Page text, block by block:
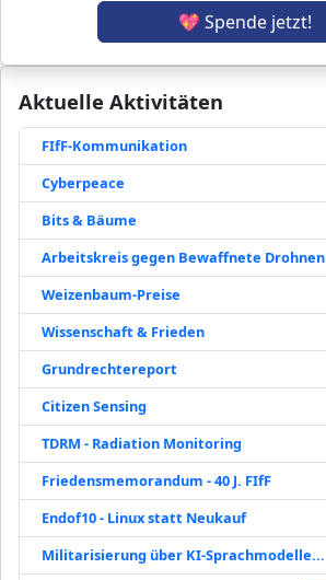
Aktuelle Aktivitäten
FIfF-Kommunikation
Cyberpeace
Bits & Bäume
Arbeitskreis gegen Bewaffnete Drohnen
Weizenbaum-Preise
Wissenschaft & Frieden
Grundrechtereport
Citizen Sensing
TDRM - Radiation Monitoring
Friedensmemorandum - 40 J. FIfF
Endof10 - Linux statt Neukauf
Militarisierung über KI-Sprachmodelle...
💖 Spende jetzt!